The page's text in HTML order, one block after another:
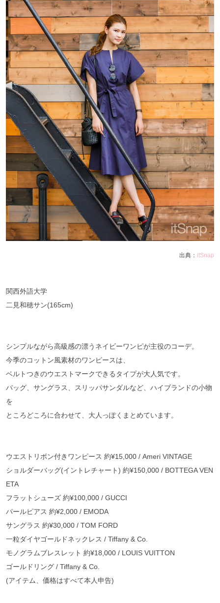
出典： itSnap
関西外語大学
二見和穂サン(165cm)
シンプルながら高級感の漂うネイビーワンピが主役のコーデ。
今季のコットン風素材のワンピースは、
ベルトつきのウエストマークできるタイプが大人気です。
バッグ、サングラス、スリッパサンダルなど、ハイブランドの小物
を
ところどころに合わせて、大人っぽくまとめています。
ウエストリボン付きワンピース 約¥15,000 / Ameri VINTAGE
ショルダーバッグ(イントレチャート) 約¥150,000 / BOTTEGA VEN
ETA
フラットシューズ 約¥100,000 / GUCCI
パールピアス 約¥2,000 / EMODA
サングラス 約¥30,000 / TOM FORD
一粒ダイヤゴールドネックレス / Tiffany & Co.
モノグラムブレスレット 約¥18,000 / LOUIS VUITTON
ゴールドリング / Tiffany & Co.
(アイテム、価格はすべて本人申告)